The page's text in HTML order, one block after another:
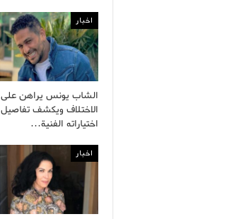
اخبار
الشاب يونس يراهن على
الاختلاف ويكشف تفاصيل
اختياراته الفنية…
اخبار